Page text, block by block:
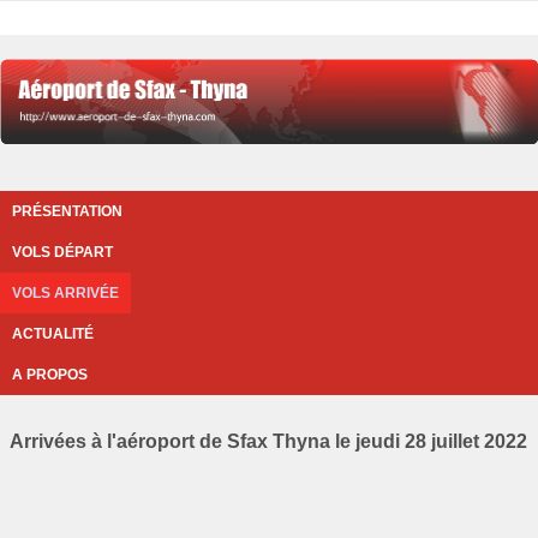
PRÉSENTATION
VOLS DÉPART
VOLS ARRIVÉE
ACTUALITÉ
A PROPOS
Arrivées à l'aéroport de Sfax Thyna le jeudi 28 juillet 2022